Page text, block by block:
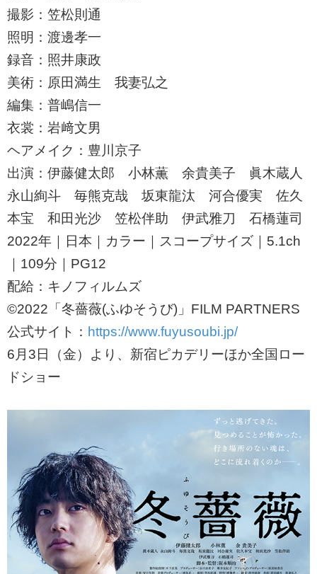
撮影：笠松則通
照明：渡邊孝一
録音：照井康政
美術：原田満生 我妻弘之
編集：普嶋信一
衣裳：岩﨑文男
ヘアメイク：豊川京子
出演：伊藤健太郎 小林薫 余貴美子 眞木蔵人
永山絢斗 毎熊克哉 坂東龍汰 河合優実 佐久
本宝 和田光沙 笠松伴助 伊武雅刀 石橋蓮司
2022年｜日本｜カラー｜スコープサイズ｜5.1ch
｜109分｜PG12
配給：キノフィルムズ
©2022「冬薔薇(ふゆそうび)」FILM PARTNERS
公式サイト： https://www.fuyusoubi.jp/
6月3日（金）より、新宿ピカデリーほか全国ロー
ドショー